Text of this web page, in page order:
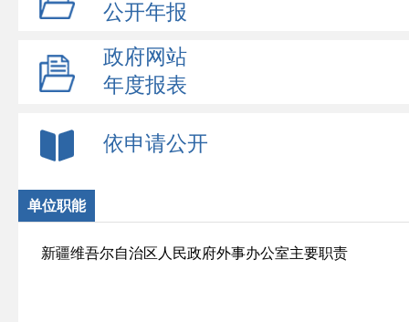
公开年报
政府网站
年度报表
依申请公开
单位职能
新疆维吾尔自治区人民政府外事办公室主要职责